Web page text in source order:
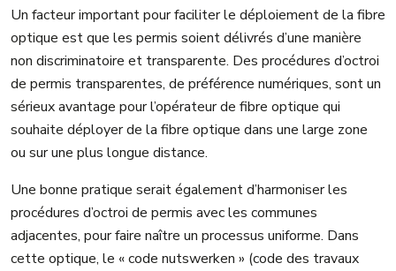
Un facteur important pour faciliter le déploiement de la fibre
optique est que les permis soient délivrés d’une manière
non discriminatoire et transparente. Des procédures d’octroi
de permis transparentes, de préférence numériques, sont un
sérieux avantage pour l’opérateur de fibre optique qui
souhaite déployer de la fibre optique dans une large zone
ou sur une plus longue distance.
Une bonne pratique serait également d’harmoniser les
procédures d’octroi de permis avec les communes
adjacentes, pour faire naître un processus uniforme. Dans
cette optique, le « code nutswerken » (code des travaux